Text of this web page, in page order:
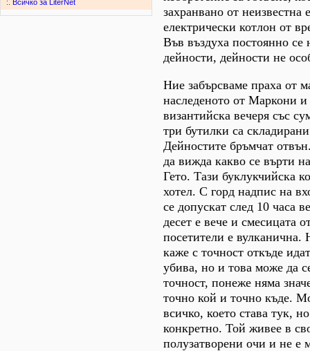
:. Всичко за LiterNet
захранвано от
електрически котлон от
Във въздуха постоянно се
дейности, дейности не
Ние забърсваме праха от
наследеното от Маркони и
византийска вечеря със
три бутилки са
Дейностите бръмчат
да вижда какво се върти
Гето. Тази буклукчийска
хотел. С горд надпис на
се допускат след 10 часа
десет е вече и смесицата
посетители е вулканична.
каже с точност откъде
убива, но и това може да
точност, понеже няма
точно кой и точно къде.
всичко, което става тук,
конкретно. Той живее в
полузатворени очи и не е